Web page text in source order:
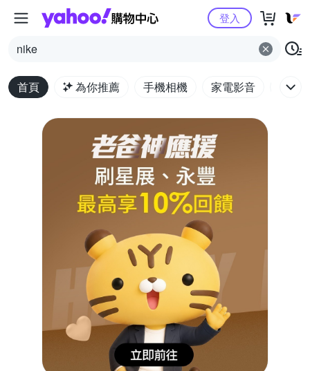
Yahoo購物中心
nike
登入
首頁 為你推薦 手機相機 家電影音 電腦